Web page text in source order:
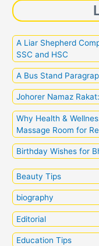
A Liar Shepherd
SSC and HSC
A Bus Stand
Johorer Namaz Rakat:
Why Health &
Massage Room for
Birthday Wishes for
Beauty Tips
biography
Editorial
Education Tips